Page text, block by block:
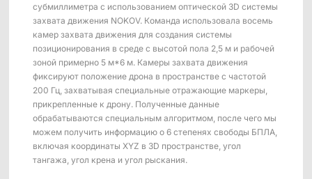
Многомодальный сбор и управление данными
Интеграции
Все интеграции
субмиллиметра с использованием оптической 3D системы
захвата движения NOKOV. Команда использовала восемь
камер захвата движения для создания системы
позиционирования в среде с высотой пола 2,5 м и рабочей
зоной примерно 5 м*6 м. Камеры захвата движения
фиксируют положение дрона в пространстве с частотой
200 Гц, захватывая специальные отражающие маркеры,
прикрепленные к дрону. Полученные данные
обрабатываются специальным алгоритмом, после чего мы
можем получить информацию о 6 степенях свободы БПЛА,
включая координаты XYZ в 3D пространстве, угол
тангажа, угол крена и угол рыскания.